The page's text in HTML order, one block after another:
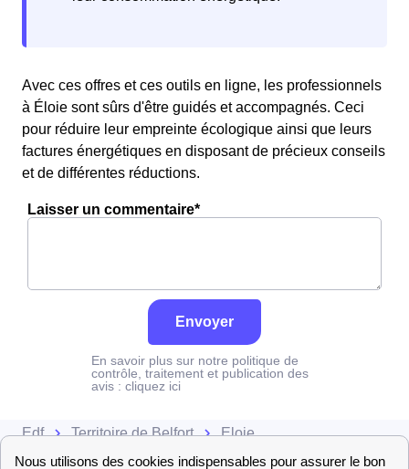
Avec ces offres et ces outils en ligne, les professionnels
à Éloie sont sûrs d'être guidés et accompagnés. Ceci
pour réduire leur empreinte écologique ainsi que leurs
factures énergétiques en disposant de précieux conseils
et de différentes réductions.
Laisser un commentaire*
Envoyer
En savoir plus sur notre politique de
contrôle, traitement et publication des
avis : cliquez ici
Edf Territoire de Belfort Éloie